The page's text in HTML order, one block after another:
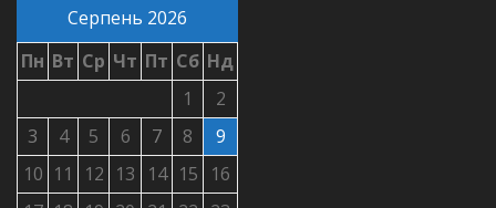
Серпень 2026
Пн Вт Ср Чт Пт Сб Нд
1
2
3
4 5 6 7 8
9
10 11 12 13 14 15
16